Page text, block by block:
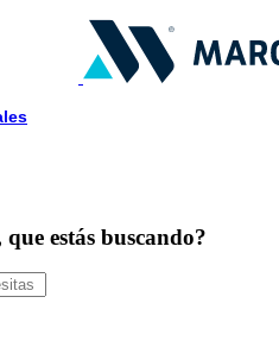
estás buscando?